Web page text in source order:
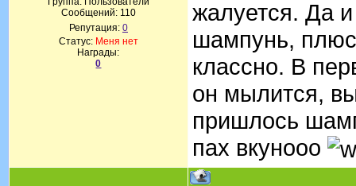
Сообщений: 110
Репутация: 0
Статус: Меня нет
Награды:
0
жалуется. Да
шампунь,
классно. В
он мылится,
пришлось
пах вкунооо